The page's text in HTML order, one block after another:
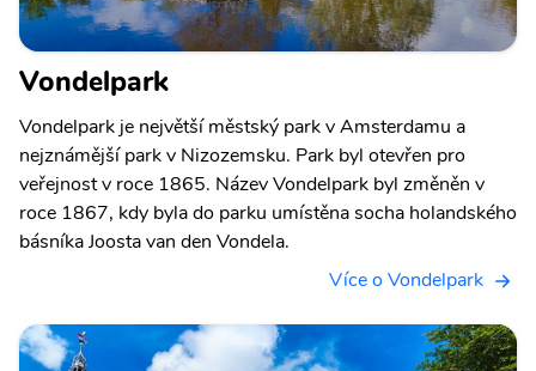
Vondelpark
Vondelpark je největší městský park v Amsterdamu a
nejznámější park v Nizozemsku. Park byl otevřen pro
veřejnost v roce 1865. Název Vondelpark byl změněn v
roce 1867, kdy byla do parku umístěna socha holandského
básníka Joosta van den Vondela.
Více o Vondelpark